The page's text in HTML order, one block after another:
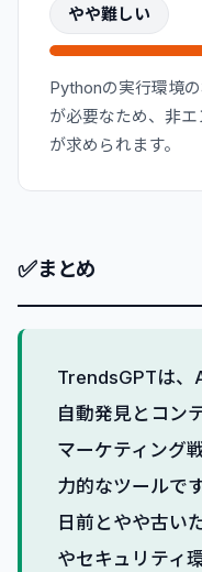
やや難しい
Pythonの実行環境
が必要なため、非
が求められます。
✅まとめ
TrendsGPTは、
自動発見とコン
マーケティング
力的なツールで
日前とやや古い
やセキュリティ